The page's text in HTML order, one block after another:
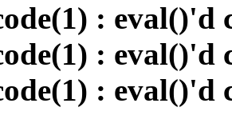
: eval()'d
: eval()'d
: eval()'d